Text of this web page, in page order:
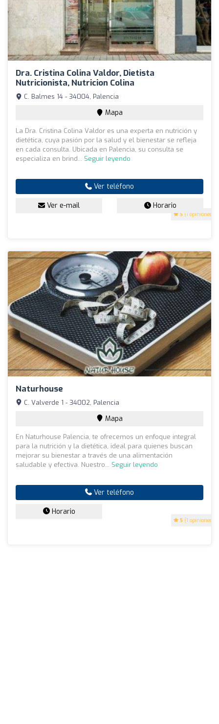
Dra. Cristina Colina Valdor, Dietista
Nutricionista, Nutricion Colina
5 (1 opiniones)
C. Balmes 14 - 34004, Palencia
Mapa
La Dra. Cristina Colina Valdor es una experta en nutrición y
dietética, cuya pasión por la salud y el bienestar se refleja
en cada consulta. Ubicada en Palencia, su consulta se
especializa en brind... Seguir leyendo
Ver teléfono
Ver e-mail Horario
Naturhouse
5 (1 opiniones)
C. Valverde 1 - 34002, Palencia
Mapa
En Naturhouse Palencia, te ofrecemos un enfoque integral
para la nutrición y la dietética, ideal para quienes buscan
mejorar su bienestar a través de una alimentación
saludable y efectiva. Nuestro... Seguir leyendo
Ver teléfono
Horario